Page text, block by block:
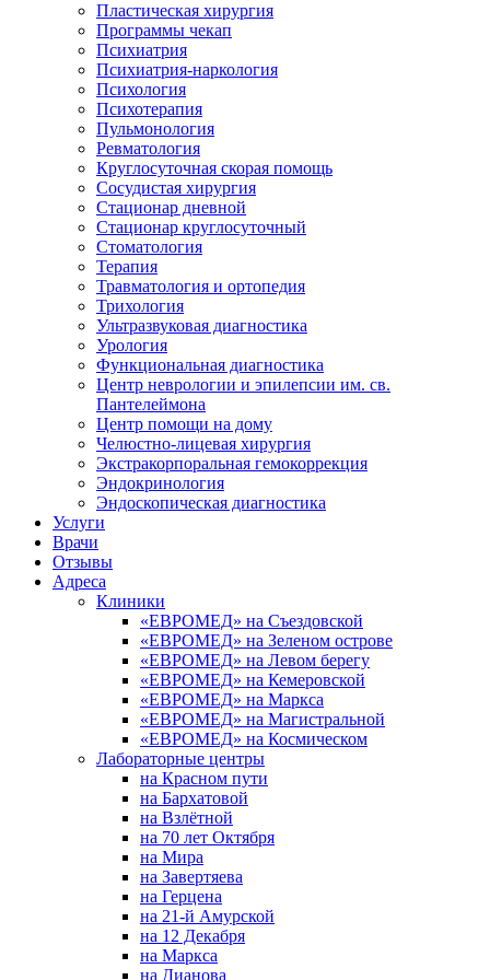
Пластическая хирургия
Программы чекап
Психиатрия
Психиатрия-наркология
Психология
Психотерапия
Пульмонология
Ревматология
Круглосуточная скорая помощь
Сосудистая хирургия
Стационар дневной
Стационар круглосуточный
Стоматология
Терапия
Травматология и ортопедия
Трихология
Ультразвуковая диагностика
Урология
Функциональная диагностика
Центр неврологии и эпилепсии им. св.
Пантелеймона
Центр помощи на дому
Челюстно-лицевая хирургия
Экстракорпоральная гемокоррекция
Эндокринология
Эндоскопическая диагностика
Услуги
Врачи
Отзывы
Адреса
Клиники
«ЕВРОМЕД» на Съездовской
«ЕВРОМЕД» на Зеленом острове
«ЕВРОМЕД» на Левом берегу
«ЕВРОМЕД» на Кемеровской
«ЕВРОМЕД» на Маркса
«ЕВРОМЕД» на Магистральной
«ЕВРОМЕД» на Космическом
Лабораторные центры
на Красном пути
на Бархатовой
на Взлётной
на 70 лет Октября
на Мира
на Завертяева
на Герцена
на 21-й Амурской
на 12 Декабря
на Маркса
на Дианова